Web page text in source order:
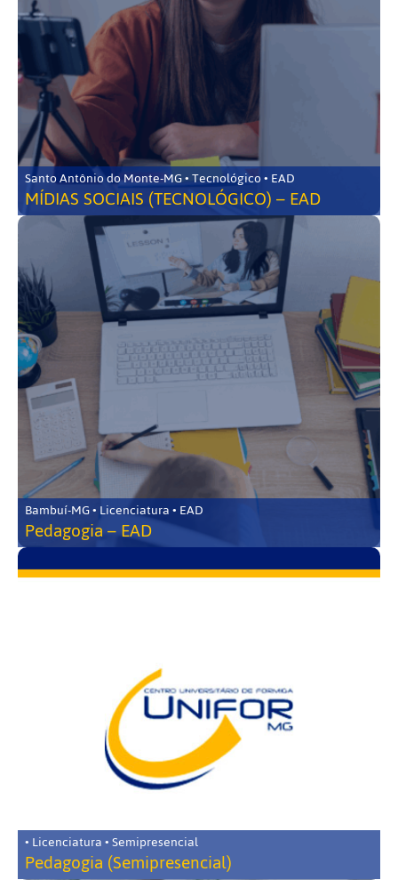
Santo Antônio do Monte-MG • Tecnológico • EAD
MÍDIAS SOCIAIS (TECNOLÓGICO) – EAD
Bambuí-MG • Licenciatura • EAD
Pedagogia – EAD
• Licenciatura • Semipresencial
Pedagogia (Semipresencial)